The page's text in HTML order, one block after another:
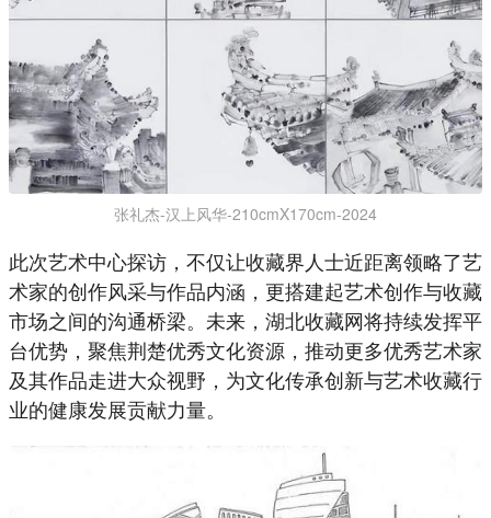
张礼杰-汉上风华-210cmX170cm-2024
此次艺术中心探访，不仅让收藏界人士近距离领略了艺
术家的创作风采与作品内涵，更搭建起艺术创作与收藏
市场之间的沟通桥梁。未来，湖北收藏网将持续发挥平
台优势，聚焦荆楚优秀文化资源，推动更多优秀艺术家
及其作品走进大众视野，为文化传承创新与艺术收藏行
业的健康发展贡献力量。